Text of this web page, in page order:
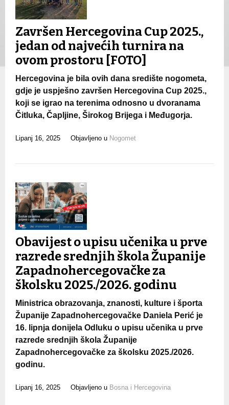
Završen Hercegovina Cup 2025.,
jedan od najvećih turnira na
ovom prostoru [FOTO]
Hercegovina je bila ovih dana središte nogometa,
gdje je uspješno završen Hercegovina Cup 2025.,
koji se igrao na terenima odnosno u dvoranama
Čitluka, Čapljine, Širokog Brijega i Međugorja.
Lipanj 16, 2025 Objavljeno u Nogomet
Obavijest o upisu učenika u prve
razrede srednjih škola Županije
Zapadnohercegovačke za
školsku 2025./2026. godinu
Ministrica obrazovanja, znanosti, kulture i športa
Županije Zapadnohercegovačke Daniela Perić je
16. lipnja donijela Odluku o upisu učenika u prve
razrede srednjih škola Županije
Zapadnohercegovačke za školsku 2025./2026.
godinu.
Lipanj 16, 2025 Objavljeno u Bosna i Hercegovina